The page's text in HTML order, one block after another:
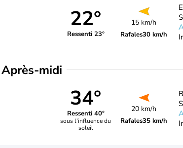
22°
Ressenti 23°
15 km/h
Rafales30 km/h
Après-midi
34°
Ressenti 40°
sous l’influence du
soleil
20 km/h
Rafales35 km/h